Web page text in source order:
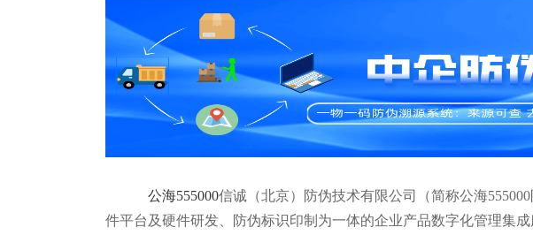
公海555000信诚（北京）防伪技术有限公司（简称公海
件平台及硬件研发、防伪标识印制为一体的企业产品数字化管理集